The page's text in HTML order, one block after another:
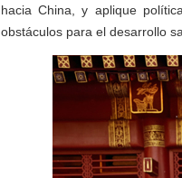
hacia China, y aplique
obstáculos para el desarrollo